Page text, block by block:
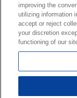
や契約条件等について
身でご確認の上、判断
このコーナーへの物件
ョン等についての不動
します。
Copyright(c) At Home Co.,Ltd.
はアットホーム（株）またはそ
improving the
utilizing information
accept or reject
your discretion
functioning of our